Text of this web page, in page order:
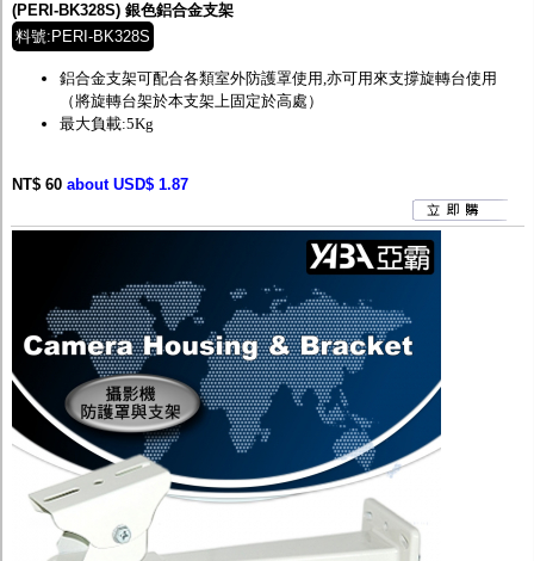
(PERI-BK328S) 銀色鋁合金支架
料號:PERI-BK328S
鋁合金支架可配合各類室外防護罩使用,亦可用來支撐旋轉台使用
（將旋轉台架於本支架上固定於高處）
最大負載:5Kg
NT$ 60 about USD$ 1.87